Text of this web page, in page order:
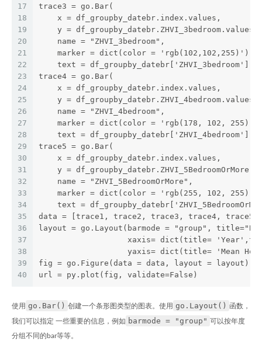
17
18
19
20
21
22
23
24
25
26
27
28
29
30
31
32
33
34
35
36
37
38
39
40
trace3 = go.Bar(
    x = df_groupby_datebr.index.values,
    y = df_groupby_datebr.ZHVI_3bedroom.values,
    name = "ZHVI_3bedroom",
    marker = dict(color = 'rgb(102,102,255)'),
    text = df_groupby_datebr['ZHVI_3bedroom'])
trace4 = go.Bar(
    x = df_groupby_datebr.index.values,
    y = df_groupby_datebr.ZHVI_4bedroom.values,
    name = "ZHVI_4bedroom",
marker = dict(color = 'rgb(178, 102,
    text = df_groupby_datebr['ZHVI_4bedroom'])
trace5 = go.Bar(
    x = df_groupby_datebr.index.values,
y =
    name = "ZHVI_5BedroomOrMore",
marker = dict(color = 'rgb(255, 102,
text =
data = [trace1, trace2, trace3, trace4, trace5]
layout = go.Layout(barmode = "group", title="Bar
xaxis= dict(title=
yaxis= dict(title= 'Mean
fig = go.Figure(data = data, layout = layout)
url = py.plot(fig, validate=False)
使用 go.Bar() 创建一个条形图类型的图表。使用 go.Layout() 函数，
我们可以指定 一些重要的信息，例如 barmode = "group" 可以按年度
分组不同的bar等等。